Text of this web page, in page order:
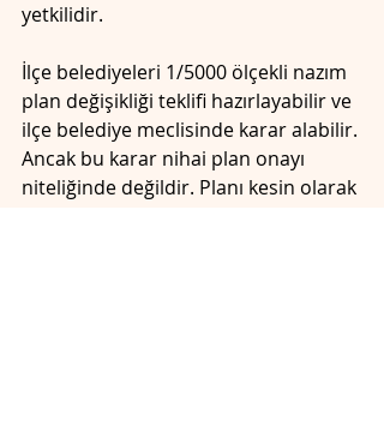
yetkilidir.
İlçe belediyeleri 1/5000 ölçekli nazım
plan değişikliği teklifi hazırlayabilir ve
ilçe belediye meclisinde karar alabilir.
Ancak bu karar nihai plan onayı
niteliğinde değildir. Planı kesin olarak